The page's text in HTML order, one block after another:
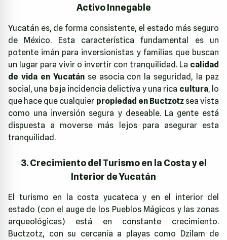
Activo Innegable
Yucatán es, de forma consistente, el estado más seguro
de México. Esta característica fundamental es un
potente imán para inversionistas y familias que buscan
un lugar para vivir o invertir con tranquilidad. La calidad
de vida en Yucatánse asocia con la seguridad, la paz
social, una baja incidencia delictiva y una rica cultura, lo
que hace que cualquier propiedad en Buctzotzsea vista
como una inversión segura y deseable. La gente está
dispuesta a moverse más lejos para asegurar esta
tranquilidad.
3. Crecimiento del Turismo en la Costa y el
Interior de Yucatán
El turismo en la costa yucateca y en el interior del
estado (con el auge de los Pueblos Mágicos y las zonas
arqueológicas) está en constante crecimiento.
Buctzotz, con su cercanía a playas como Dzilam de